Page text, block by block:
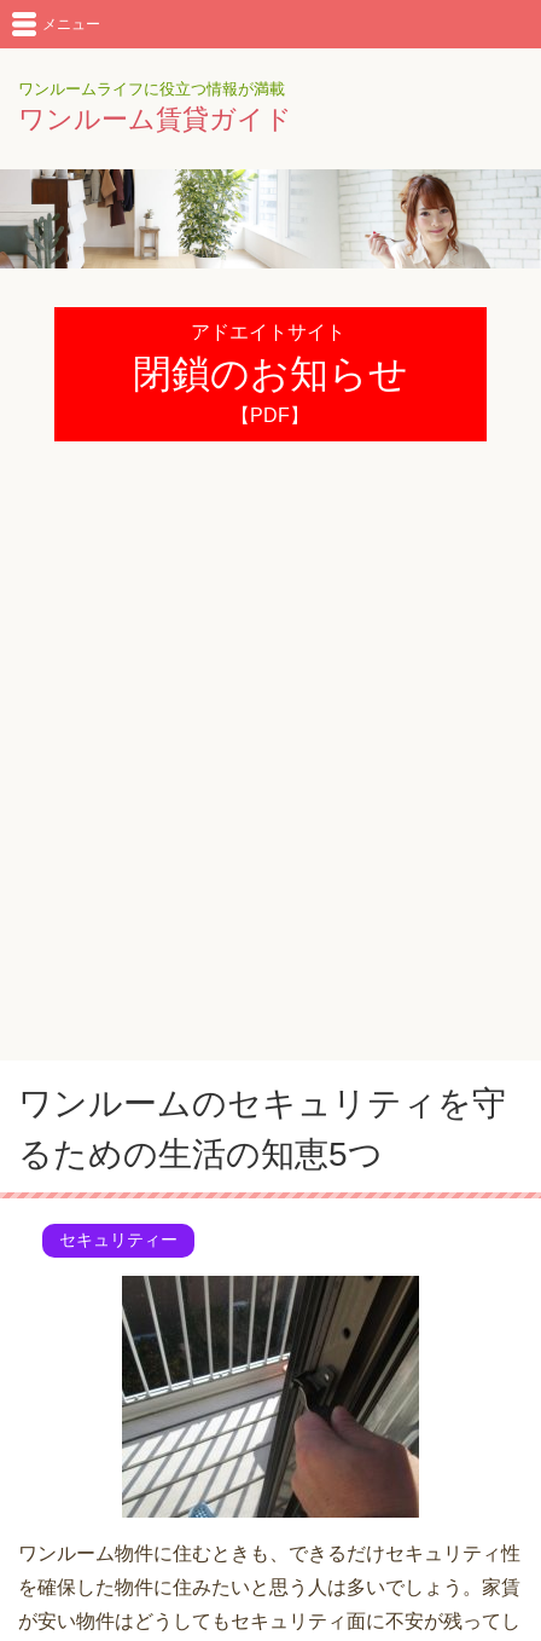
ワンルームライフに役立つ情報が満載
ワンルーム賃貸ガイド
メニュー
アドエイトサイト
閉鎖のお知らせ
【PDF】
ワンルームのセキュリティを守
るための生活の知恵5つ
セキュリティー
ワンルーム物件に住むときも、できるだけセキュリティ性
を確保した物件に住みたいと思う人は多いでしょう。家賃
が安い物件はどうしてもセキュリティ面に不安が残ってし